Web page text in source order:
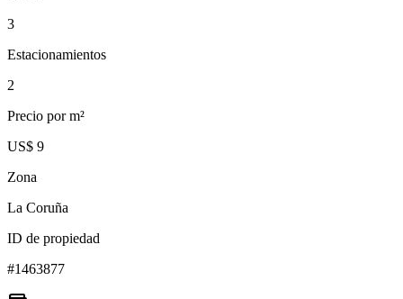
3
Estacionamientos
2
Precio por m²
US$ 9
Zona
La Coruña
ID de propiedad
#1463877